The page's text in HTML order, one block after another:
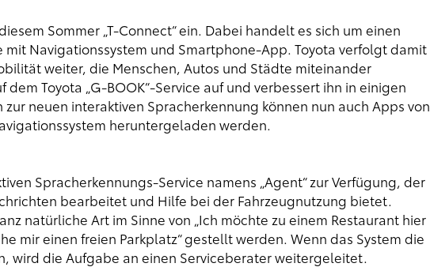
Sommer „T-Connect“ ein. Dabei handelt es sich um einen
mit Navigationssystem und Smartphone-App. Toyota verfolgt damit
weiter, die Menschen, Autos und Städte miteinander
Toyota „G-BOOK“-Service auf und verbessert ihn in einigen
neuen interaktiven Spracherkennung können nun auch Apps von
heruntergeladen werden.
Spracherkennungs-Service namens „Agent“ zur Verfügung, der
bearbeitet und Hilfe bei der Fahrzeugnutzung bietet.
natürliche Art im Sinne von „Ich möchte zu einem Restaurant hier
mir einen freien Parkplatz“ gestellt werden. Wenn das System die
wird die Aufgabe an einen Serviceberater weitergeleitet.